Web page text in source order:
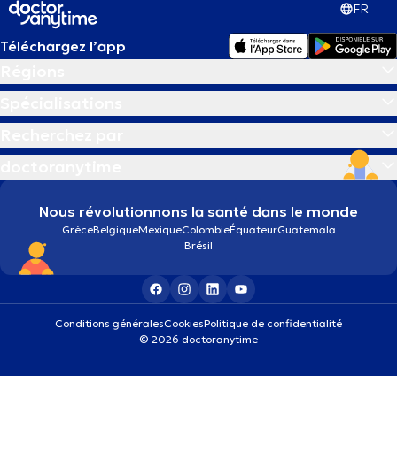
FR
Téléchargez l’app
Nous révolutionnons la santé dans le monde
GrèceBelgiqueMexiqueColombieÉquateurGuatemala
Brésil
Conditions généralesCookiesPolitique de confidentialité
© 2026 doctoranytime